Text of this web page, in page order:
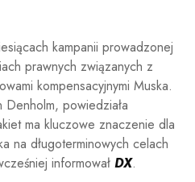
kampanii prowadzonej
prawnych związanych z
kompensacyjnymi Muska.
powiedziała
ma kluczowe znaczenie dla
na długoterminowych celach
informował DX.